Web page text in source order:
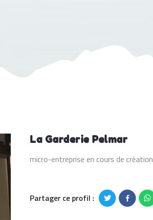
La Garderie Pelmar
micro-entreprise en cours de création
Partager ce profil :